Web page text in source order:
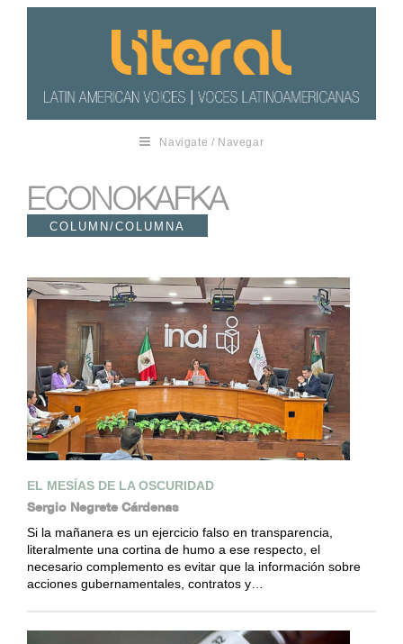
Navigate / Navegar
ECONOKAFKA
COLUMN/COLUMNA
EL MESÍAS DE LA OSCURIDAD
Sergio Negrete Cárdenas
Si la mañanera es un ejercicio falso en transparencia,
literalmente una cortina de humo a ese respecto, el
necesario complemento es evitar que la información sobre
acciones gubernamentales, contratos y…